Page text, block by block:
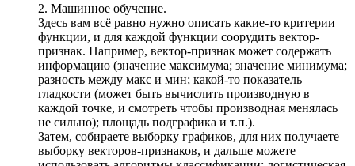
2. Машинное обучение.
Здесь вам всё равно нужно описать какие-то критерии
функции, и для каждой функции соорудить вектор-
признак. Например, вектор-признак может содержать
информацию (значение максимума; значение минимума;
разность между макс и мин; какой-то показатель
гладкости (может быть вычислить производную в
каждой точке, и смотреть чтобы производная менялась
не сильно); площадь подграфика и т.п.).
Затем, собираете выборку графиков, для них получаете
выборку векторов-признаков, и дальше можете